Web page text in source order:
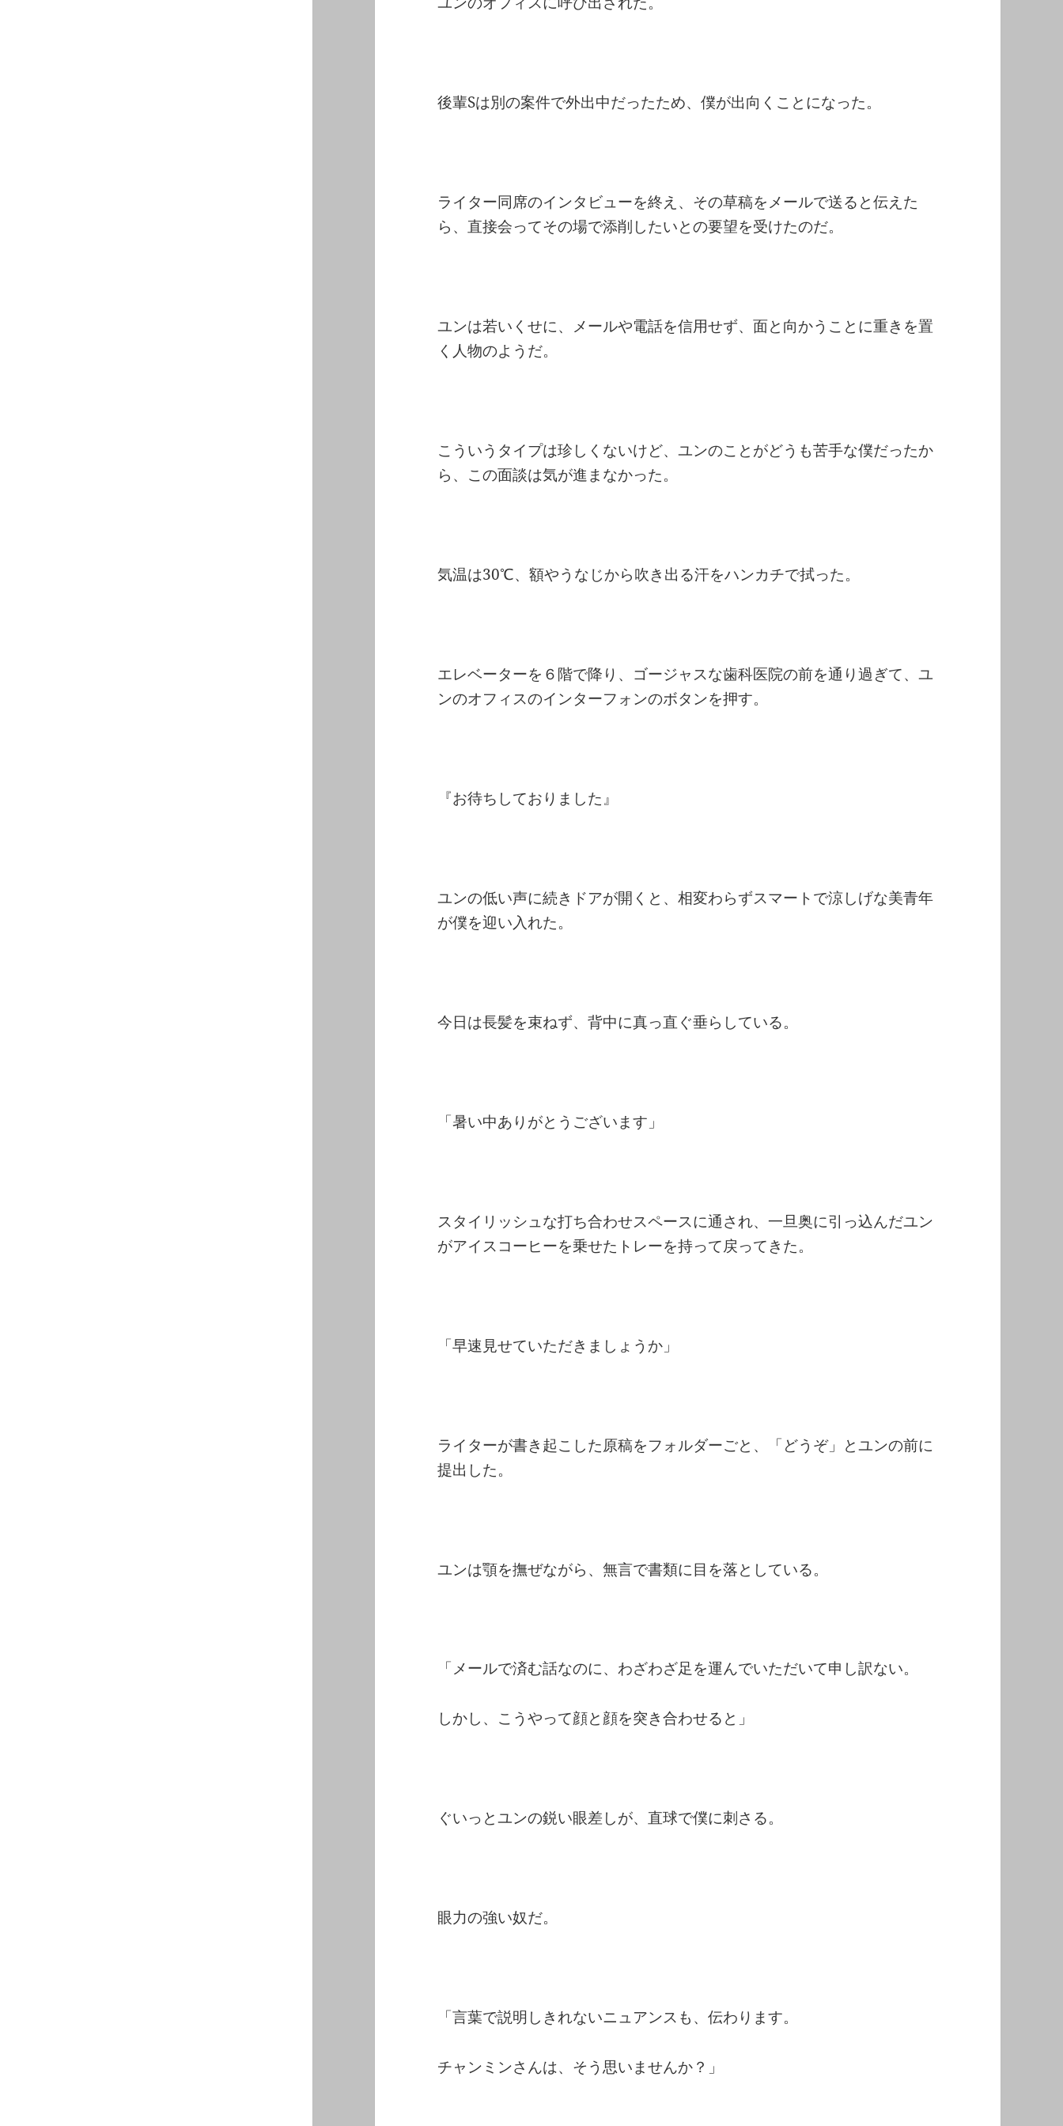
後輩Sは別の案件で外出中だったため、僕が出向くことになった。
ライター同席のインタビューを終え、その草稿をメールで送ると伝えた
ら、直接会ってその場で添削したいとの要望を受けたのだ。
ユンは若いくせに、メールや電話を信用せず、面と向かうことに重きを置
く人物のようだ。
こういうタイプは珍しくないけど、ユンのことがどうも苦手な僕だったか
ら、この面談は気が進まなかった。
気温は30℃、額やうなじから吹き出る汗をハンカチで拭った。
エレベーターを６階で降り、ゴージャスな歯科医院の前を通り過ぎて、ユ
ンのオフィスのインターフォンのボタンを押す。
『お待ちしておりました』
ユンの低い声に続きドアが開くと、相変わらずスマートで涼しげな美青年
が僕を迎い入れた。
今日は長髪を束ねず、背中に真っ直ぐ垂らしている。
「暑い中ありがとうございます」
スタイリッシュな打ち合わせスペースに通され、一旦奥に引っ込んだユン
がアイスコーヒーを乗せたトレーを持って戻ってきた。
「早速見せていただきましょうか」
ライターが書き起こした原稿をフォルダーごと、「どうぞ」とユンの前に
提出した。
ユンは顎を撫ぜながら、無言で書類に目を落としている。
「メールで済む話なのに、わざわざ足を運んでいただいて申し訳ない。
しかし、こうやって顔と顔を突き合わせると」
ぐいっとユンの鋭い眼差しが、直球で僕に刺さる。
眼力の強い奴だ。
「言葉で説明しきれないニュアンスも、伝わります。
チャンミンさんは、そう思いませんか？」